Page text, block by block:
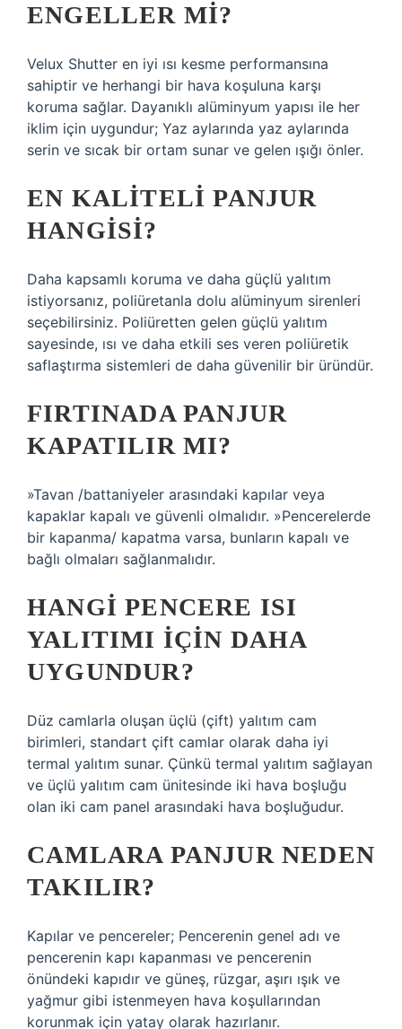
ENGELLER MI?
Velux Shutter en iyi ısı kesme performansına
sahiptir ve herhangi bir hava koşuluna karşı
koruma sağlar. Dayanıklı alüminyum yapısı ile her
iklim için uygundur; Yaz aylarında yaz aylarında
serin ve sıcak bir ortam sunar ve gelen ışığı önler.
EN KALITELI PANJUR
HANGISI?
Daha kapsamlı koruma ve daha güçlü yalıtım
istiyorsanız, poliüretanla dolu alüminyum sirenleri
seçebilirsiniz. Poliüretten gelen güçlü yalıtım
sayesinde, ısı ve daha etkili ses veren poliüretik
saflaştırma sistemleri de daha güvenilir bir üründür.
FIRTINADA PANJUR
KAPATILIR MI?
»Tavan /battaniyeler arasındaki kapılar veya
kapaklar kapalı ve güvenli olmalıdır. »Pencerelerde
bir kapanma/ kapatma varsa, bunların kapalı ve
bağlı olmaları sağlanmalıdır.
HANGI PENCERE ISI
YALITIMI IÇIN DAHA
UYGUNDUR?
Düz camlarla oluşan üçlü (çift) yalıtım cam
birimleri, standart çift camlar olarak daha iyi
termal yalıtım sunar. Çünkü termal yalıtım sağlayan
ve üçlü yalıtım cam ünitesinde iki hava boşluğu
olan iki cam panel arasındaki hava boşluğudur.
CAMLARA PANJUR NEDEN
TAKILIR?
Kapılar ve pencereler; Pencerenin genel adı ve
pencerenin kapı kapanması ve pencerenin
önündeki kapıdır ve güneş, rüzgar, aşırı ışık ve
yağmur gibi istenmeyen hava koşullarından
korunmak için yatay olarak hazırlanır.